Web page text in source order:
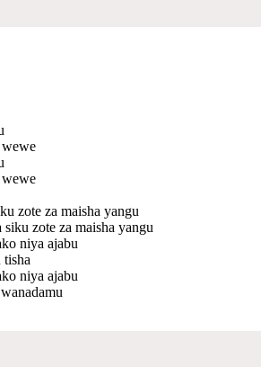
zote za maisha yangu
zote za maisha yangu
niya ajabu
niya ajabu